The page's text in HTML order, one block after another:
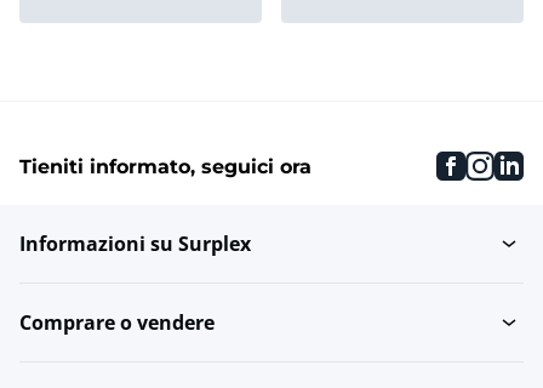
Tieniti informato, seguici ora
Informazioni su Surplex
Comprare o vendere